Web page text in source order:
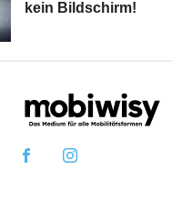
kein Bildschirm!